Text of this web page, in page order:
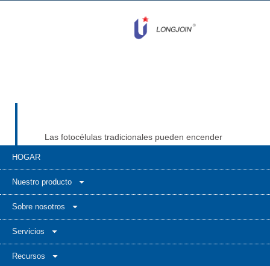
HOGAR
Nuestro producto
Sobre nosotros
Servicios
Recursos
Las fotocélulas tradicionales pueden encender
sensores fotoeléctricos con capacidad de
respuesta y autoaprendizaje que se convierta
en un componente esencial del sistema
nervioso de toda ciudad moderna.